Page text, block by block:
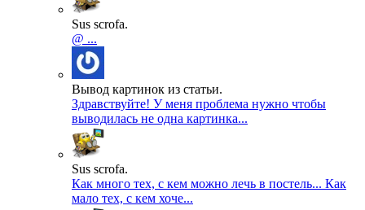
Sus scrofa.
@ ...
Вывод картинок из статьи.
Здравствуйте! У меня проблема нужно чтобы
выводилась не одна картинка...
Sus scrofa.
Как много тех, с кем можно лечь в постель... Как
мало тех, с кем хоче...